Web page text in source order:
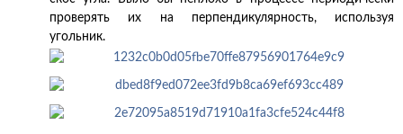
проверять их на перпендикулярность, используя
угольник.